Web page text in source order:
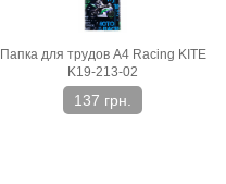
Папка для трудов A4 Racing KITE
K19-213-02
137 грн.